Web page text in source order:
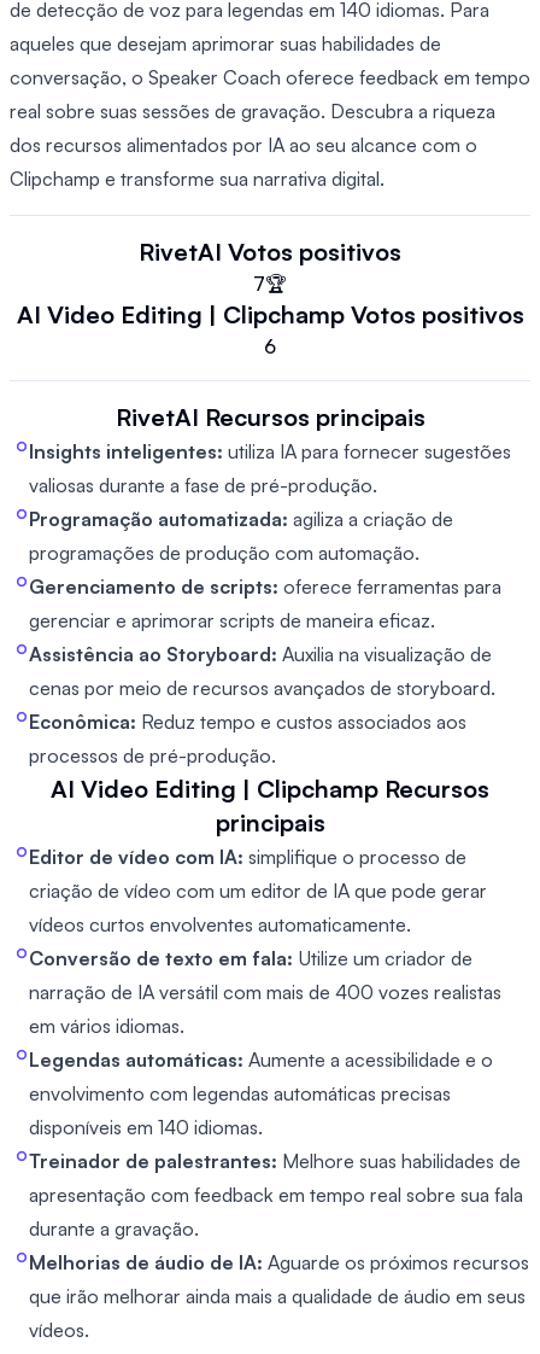
de detecção de voz para legendas em 140 idiomas. Para
aqueles que desejam aprimorar suas habilidades de
conversação, o Speaker Coach oferece feedback em tempo
real sobre suas sessões de gravação. Descubra a riqueza
dos recursos alimentados por IA ao seu alcance com o
Clipchamp e transforme sua narrativa digital.
RivetAI Votos positivos
7🏆
AI Video Editing | Clipchamp Votos positivos
6
RivetAI Recursos principais
Insights inteligentes: utiliza IA para fornecer sugestões
valiosas durante a fase de pré-produção.
Programação automatizada: agiliza a criação de
programações de produção com automação.
Gerenciamento de scripts: oferece ferramentas para
gerenciar e aprimorar scripts de maneira eficaz.
Assistência ao Storyboard: Auxilia na visualização de
cenas por meio de recursos avançados de storyboard.
Econômica: Reduz tempo e custos associados aos
processos de pré-produção.
AI Video Editing | Clipchamp Recursos
principais
Editor de vídeo com IA: simplifique o processo de
criação de vídeo com um editor de IA que pode gerar
vídeos curtos envolventes automaticamente.
Conversão de texto em fala: Utilize um criador de
narração de IA versátil com mais de 400 vozes realistas
em vários idiomas.
Legendas automáticas: Aumente a acessibilidade e o
envolvimento com legendas automáticas precisas
disponíveis em 140 idiomas.
Treinador de palestrantes: Melhore suas habilidades de
apresentação com feedback em tempo real sobre sua fala
durante a gravação.
Melhorias de áudio de IA: Aguarde os próximos recursos
que irão melhorar ainda mais a qualidade de áudio em seus
vídeos.